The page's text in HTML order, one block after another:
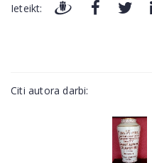
Ieteikt:
Citi autora darbi: